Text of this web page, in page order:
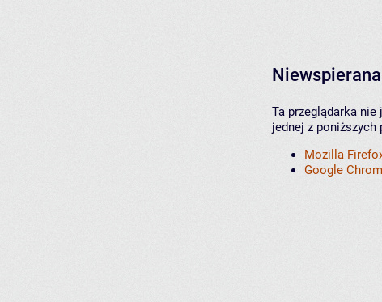
Ta przeglądarka
jednej z poniższych
Mozilla
Google